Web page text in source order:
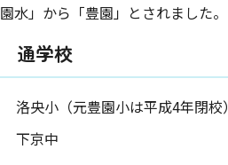
園水」から「豊園」とされました。
通学校
洛央小（元豊園小は平成4年閉校）
下京中